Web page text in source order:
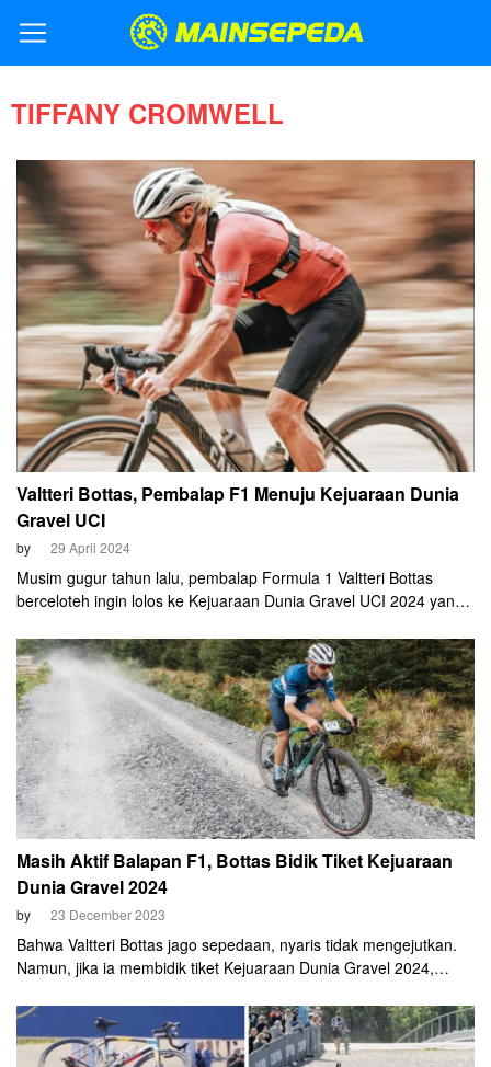
TIFFANY CROMWELL
Valtteri Bottas, Pembalap F1 Menuju Kejuaraan Dunia
Gravel UCI
by 29 April 2024
Musim gugur tahun lalu, pembalap Formula 1 Valtteri Bottas
berceloteh ingin lolos ke Kejuaraan Dunia Gravel UCI 2024 yang
mewujudkannya.
Masih Aktif Balapan F1, Bottas Bidik Tiket Kejuaraan
Dunia Gravel 2024
by 23 December 2023
Bahwa Valtteri Bottas jago sepedaan, nyaris tidak mengejutkan.
Namun, jika ia membidik tiket Kejuaraan Dunia Gravel 2024,